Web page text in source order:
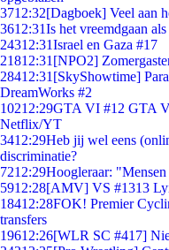
3712:32[Dagboek] Veel aan
3612:31Is het vreemdgaan
24312:31Israel en Gaza #17
21812:31 [NPO2]
28412:31 [SkyShowtime]
DreamWorks #2
10212:29GTA VI #12 GTA
Netflix/YT
3412:29Heb jij wel eens
discriminatie?
7212:29Hoogleraar:
5912:28[AMV] VS #1313
18412:28FOK! Premier
transfers
19612:26[WLR SC #417]